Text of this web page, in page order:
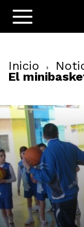
Inicio
El